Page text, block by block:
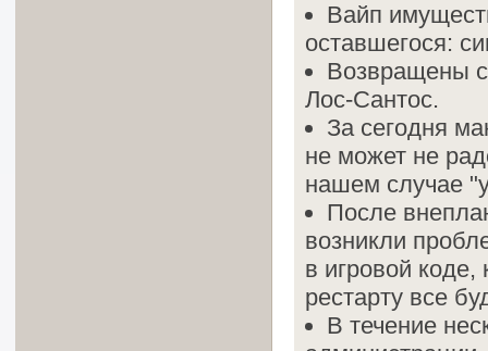
Вайп
оставшегося:
Возвращены
Лос-Сантос.
За сегодня
не может не
нашем случае
После
возникли
в игровой
рестарту все
В течение